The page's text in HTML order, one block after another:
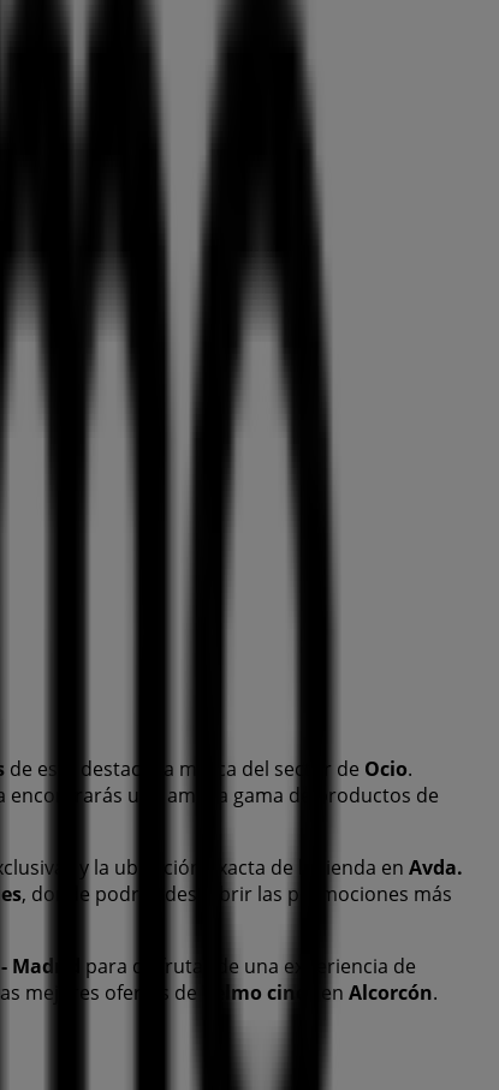
de esta destacada marca del sector de Ocio.
encontrarás una amplia gama de productos de
y la ubicación exacta de la tienda en Avda.
, donde podrás descubrir las promociones más
para disfrutar de una experiencia de
mejores ofertas de Yelmo cines en Alcorcón.